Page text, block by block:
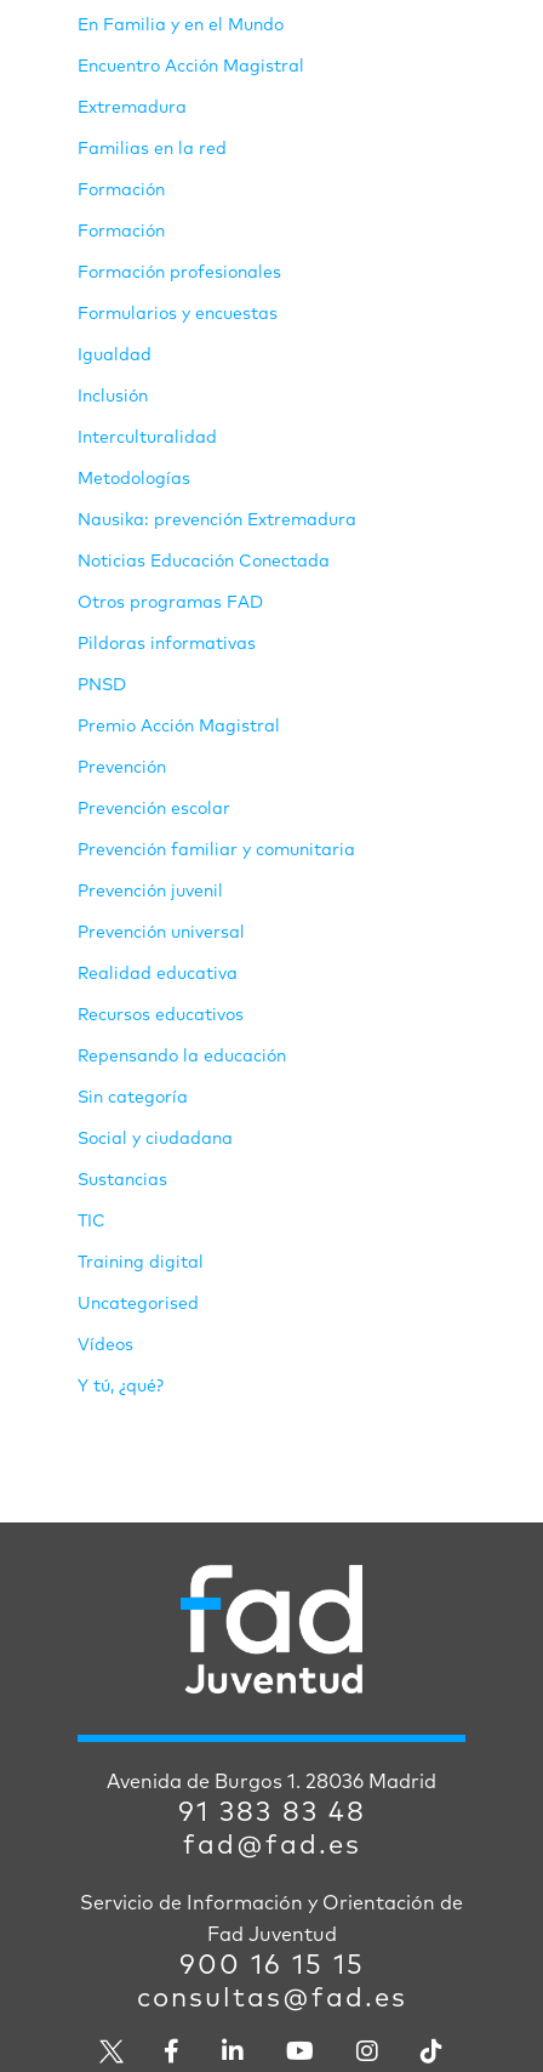
En Familia y en el Mundo
Encuentro Acción Magistral
Extremadura
Familias en la red
Formación
Formación
Formación profesionales
Formularios y encuestas
Igualdad
Inclusión
Interculturalidad
Metodologías
Nausika: prevención Extremadura
Noticias Educación Conectada
Otros programas FAD
Pildoras informativas
PNSD
Premio Acción Magistral
Prevención
Prevención escolar
Prevención familiar y comunitaria
Prevención juvenil
Prevención universal
Realidad educativa
Recursos educativos
Repensando la educación
Sin categoría
Social y ciudadana
Sustancias
TIC
Training digital
Uncategorised
Vídeos
Y tú, ¿qué?
Avenida de Burgos 1. 28036 Madrid
91 383 83 48
fad@fad.es
Servicio de Información y Orientación de
Fad Juventud
900 16 15 15
consultas@fad.es